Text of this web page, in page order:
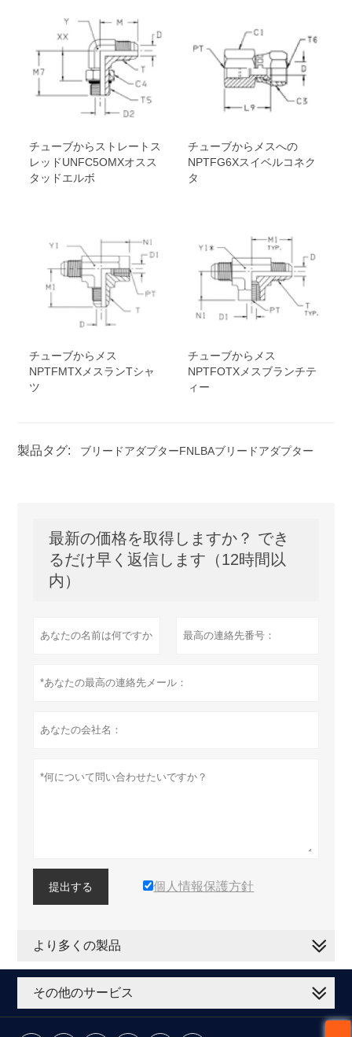
チューブからストレートス
レッドUNFC5OMXオスス
タッドエルボ
チューブからメスへの
NPTFG6Xスイベルコネク
タ
チューブからメス
NPTFMTXメスランTシャ
ツ
チューブからメス
NPTFOTXメスブランチテ
ィー
製品タグ: ブリードアダプターFNLBAブリードアダプター
最新の価格を取得しますか？ でき
るだけ早く返信します（12時間以
内）
提出する 個人情報保護方針
より多くの製品
その他のサービス